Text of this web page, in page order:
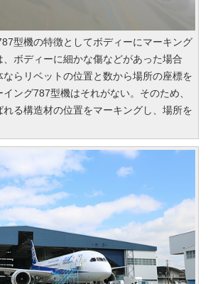
型機の特徴としてボディーにマーキング
ボディーに細かな傷などがあった場合
ならリベットの位置と数から場所の座標を
ング787型機はそれがない。そのため、
れる構造材の位置をマーキングし、場所を